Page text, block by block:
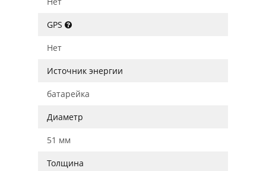
GPS
Нет
Источник энергии
батарейка
Диаметр
51 мм
Толщина